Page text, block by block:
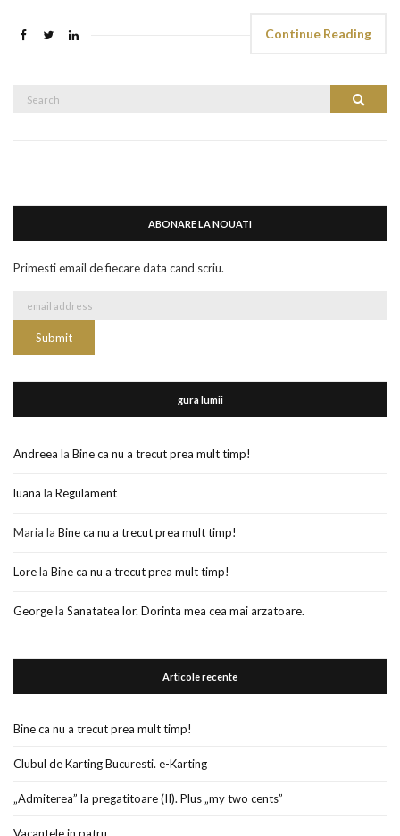
Continue Reading
Search
ABONARE LA NOUATI
Primesti email de fiecare data cand scriu.
gura lumii
Andreea la Bine ca nu a trecut prea mult timp!
luana la Regulament
Maria la Bine ca nu a trecut prea mult timp!
Lorela Bine ca nu a trecut prea mult timp!
Georgela Sanatatea lor. Dorinta mea cea mai arzatoare.
Articole recente
Bine ca nu a trecut prea mult timp!
Clubul de Karting Bucuresti. e-Karting
„Admiterea” la pregatitoare (II). Plus „my two cents”